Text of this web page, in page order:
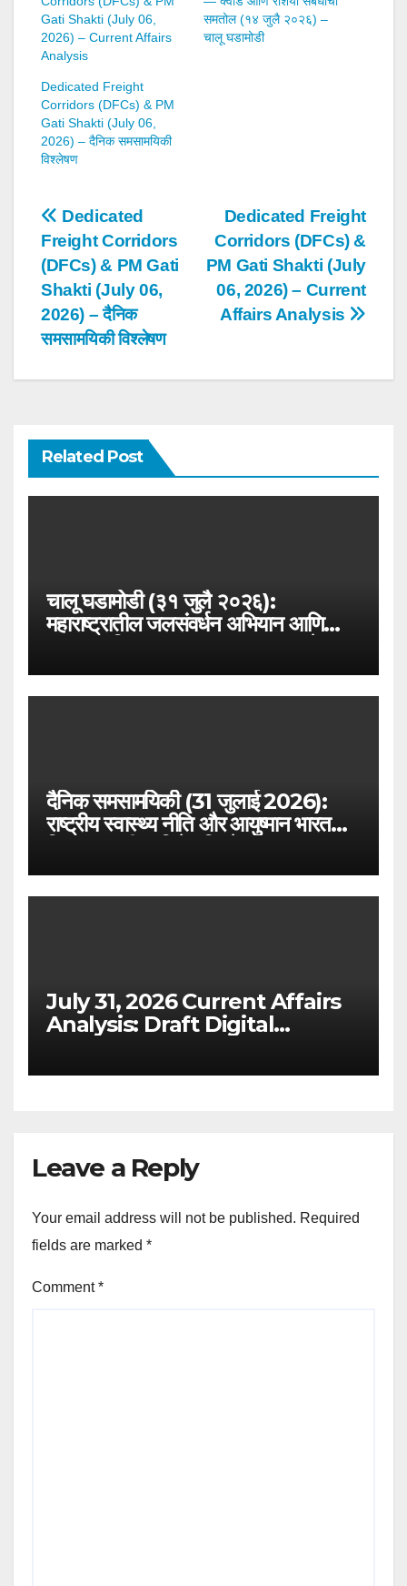
Gati Shakti (July 06,
2026) – Current Affairs
Analysis
समतोल (१४ जुलै २०२६) –
चालू घडामोडी
Dedicated Freight
Corridors (DFCs) & PM
Gati Shakti (July 06,
2026) – दैनिक समसामयिकी
विश्लेषण
Post
navigation
Dedicated Freight
Corridors (DFCs) &
PM Gati Shakti (July
06, 2026) – Current
Affairs Analysis
Dedicated
Freight Corridors
(DFCs) & PM Gati
Shakti (July 06,
2026) – दैनिक
समसामयिकी विश्लेषण
Related Post
चालू घडामोडी (३१ जुलै २०२६):
महाराष्ट्रातील जलसंवर्धन अभियान आणि
विशेष
दैनिक समसामयिकी (31 जुलाई 2026):
राष्ट्रीय स्वास्थ्य नीति और आयुष्मान भारत
July 31, 2026 Current Affairs
Analysis: Draft Digital
Framework for Big Tech
Leave a Reply
Your email address will not be published. Required
fields are marked *
Comment*